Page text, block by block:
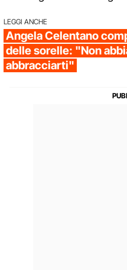
LEGGI ANCHE
Angela Celentano
delle sorelle: "Non
abbracciarti"